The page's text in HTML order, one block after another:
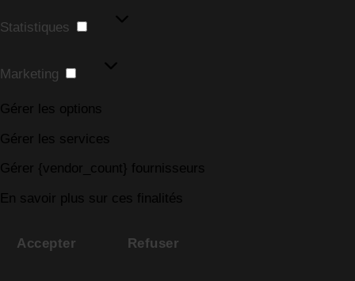
Statistiques
Statistiques
Marketing
Marketing
Gérer les options
Gérer les services
Gérer {vendor_count} fournisseurs
En savoir plus sur ces finalités
Accepter Refuser